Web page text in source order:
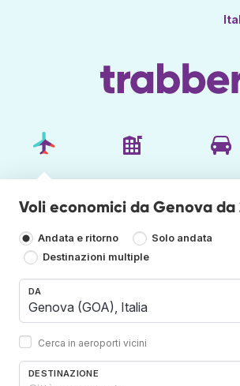
Voli economici da Genova da
Andata e ritorno
Solo andata
Destinazioni multiple
DA
Cerca in aeroporti vicini
DESTINAZIONE